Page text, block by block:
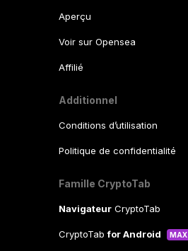
Aperçu
Voir sur Opensea
Affilié
Additionnel
Conditions d’utilisation
Politique de confidentialité
Famille CryptoTab
Navigateur CryptoTab
CryptoTabfor Android MAX